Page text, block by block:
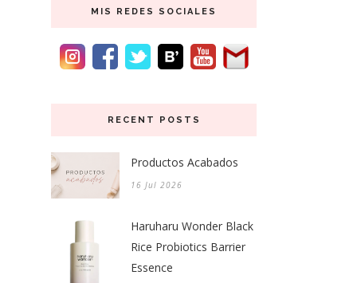
MIS REDES SOCIALES
RECENT POSTS
Productos Acabados
16 Jul 2026
Haruharu Wonder Black
Rice Probiotics Barrier
Essence